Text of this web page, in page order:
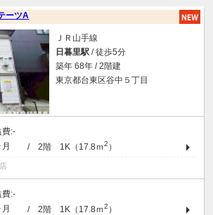
ーツA
ＪＲ山手線
日暮里駅 / 徒歩5分
築年 68年 / 2階建
東京都台東区谷中５丁目
-
/ 2階 1K（17.8ｍ2 ）
-
/ 2階 1K（17.8ｍ2 ）